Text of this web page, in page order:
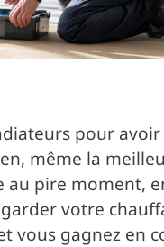
pour
même la
pire moment,
votre
vous gagnez en